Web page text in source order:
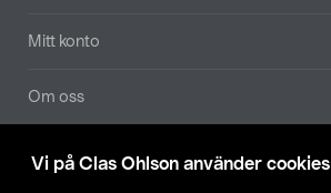
Vi på Clas Ohlson använder cookies
Mitt konto
Om oss
Aktuellt